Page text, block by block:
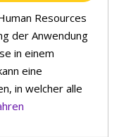
Resources
der Anwendung
in einem
eine
in welcher alle